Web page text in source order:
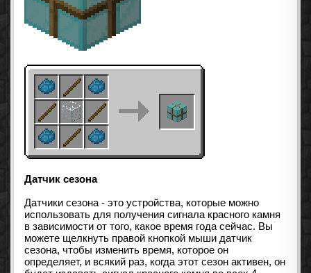
Датчик сезона
Датчики сезона - это устройства, которые можно
использовать для получения сигнала красного камня
в зависимости от того, какое время года сейчас. Вы
можете щелкнуть правой кнопкой мыши датчик
сезона, чтобы изменить время, которое он
определяет, и всякий раз, когда этот сезон активен, он